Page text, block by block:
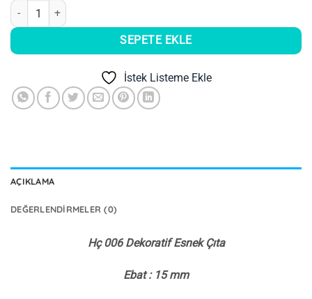
Hç 006 Dekoratif Esnek Çıta adet
SEPETE EKLE
İstek Listeme Ekle
AÇIKLAMA
DEĞERLENDIRMELER (0)
Hç 006 Dekoratif Esnek Çıta
Ebat : 15 mm